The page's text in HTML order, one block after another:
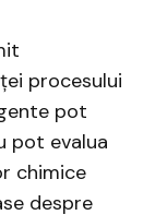
procesului
pot
pot evalua
chimice
despre